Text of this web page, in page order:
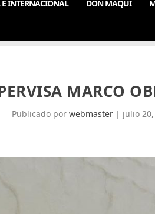
INTERNACIONAL DON MAQUI
MARCO
Publicado porwebmaster | julio